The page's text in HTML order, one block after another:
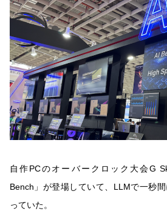
自作PCのオーバークロック大会G
Bench」が登場していて、LLMで一秒
っていた。